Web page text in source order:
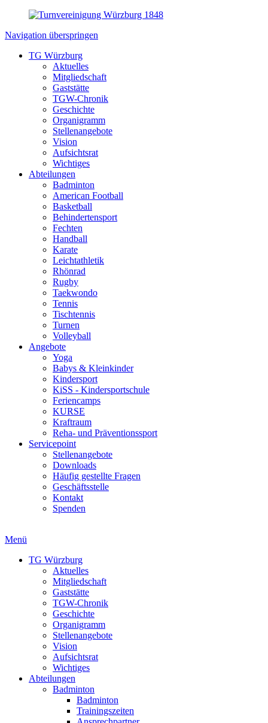
Navigation überspringen
TG Würzburg
Aktuelles
Mitgliedschaft
Gaststätte
TGW-Chronik
Geschichte
Organigramm
Stellenangebote
Vision
Aufsichtsrat
Wichtiges
Abteilungen
Badminton
American Football
Basketball
Behindertensport
Fechten
Handball
Karate
Leichtathletik
Rhönrad
Rugby
Taekwondo
Tennis
Tischtennis
Turnen
Volleyball
Angebote
Yoga
Babys & Kleinkinder
Kindersport
KiSS - Kindersportschule
Feriencamps
KURSE
Kraftraum
Reha- und Präventionssport
Servicepoint
Stellenangebote
Downloads
Häufig gestellte Fragen
Geschäftsstelle
Kontakt
Spenden
Menü
TG Würzburg
Aktuelles
Mitgliedschaft
Gaststätte
TGW-Chronik
Geschichte
Organigramm
Stellenangebote
Vision
Aufsichtsrat
Wichtiges
Abteilungen
Badminton
Badminton
Trainingszeiten